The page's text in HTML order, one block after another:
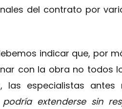
del contrato por
indicar que, por
con la obra no todos
las especialistas antes
extenderse sin